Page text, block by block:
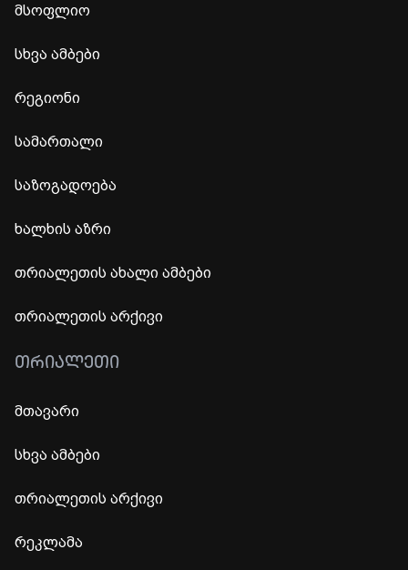
მსოფლიო
სხვა ამბები
რეგიონი
სამართალი
საზოგადოება
ხალხის აზრი
თრიალეთის ახალი ამბები
თრიალეთის არქივი
ᲗᲠᲘᲐᲚᲔᲗᲘ
მთავარი
სხვა ამბები
თრიალეთის არქივი
რეკლამა